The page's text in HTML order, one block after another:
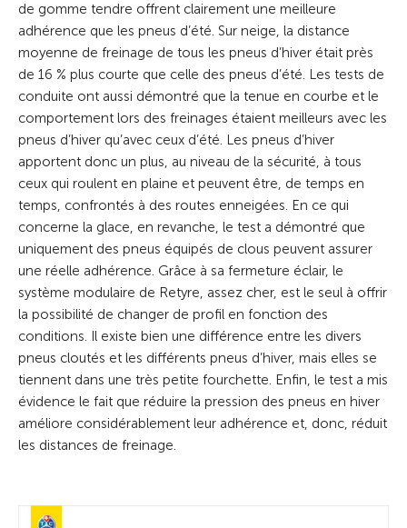
de gomme tendre offrent clairement une meilleure
adhérence que les pneus d’été. Sur neige, la distance
moyenne de freinage de tous les pneus d’hiver était près
de 16 % plus courte que celle des pneus d’été. Les tests de
conduite ont aussi démontré que la tenue en courbe et le
comportement lors des freinages étaient meilleurs avec les
pneus d’hiver qu’avec ceux d’été. Les pneus d’hiver
apportent donc un plus, au niveau de la sécurité, à tous
ceux qui roulent en plaine et peuvent être, de temps en
temps, confrontés à des routes enneigées. En ce qui
concerne la glace, en revanche, le test a démontré que
uniquement des pneus équipés de clous peuvent assurer
une réelle adhérence. Grâce à sa fermeture éclair, le
système modulaire de Retyre, assez cher, est le seul à offrir
la possibilité de changer de profil en fonction des
conditions. Il existe bien une différence entre les divers
pneus cloutés et les différents pneus d’hiver, mais elles se
tiennent dans une très petite fourchette. Enfin, le test a mis
évidence le fait que réduire la pression des pneus en hiver
améliore considérablement leur adhérence et, donc, réduit
les distances de freinage.